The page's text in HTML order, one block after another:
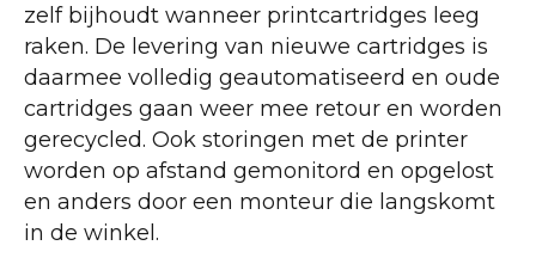
zelf bijhoudt wanneer printcartridges leeg
raken. De levering van nieuwe cartridges is
daarmee volledig geautomatiseerd en oude
cartridges gaan weer mee retour en worden
gerecycled. Ook storingen met de printer
worden op afstand gemonitord en opgelost
en anders door een monteur die langskomt
in de winkel.